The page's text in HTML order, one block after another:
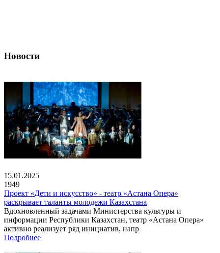
Новости
15.01.2025
1949
Проект «Дети и искусство» - театр «Астана Опера»
раскрывает таланты молодежи Казахстана
Вдохновленный задачами Министерства культуры и
информации Республики Казахстан, театр «Астана Опера»
активно реализует ряд инициатив, напр
Подробнее